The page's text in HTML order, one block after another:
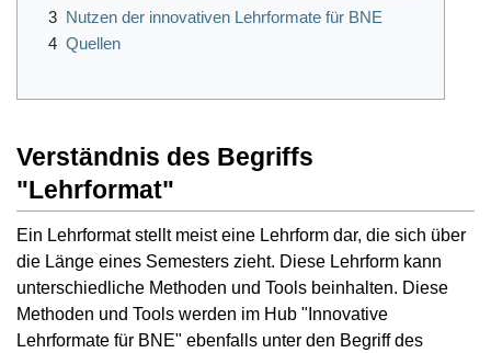
3 Nutzen der innovativen Lehrformate für BNE
4 Quellen
Verständnis des Begriffs
"Lehrformat"
Ein Lehrformat stellt meist eine Lehrform dar, die sich über
die Länge eines Semesters zieht. Diese Lehrform kann
unterschiedliche Methoden und Tools beinhalten. Diese
Methoden und Tools werden im Hub "Innovative
Lehrformate für BNE" ebenfalls unter den Begriff des